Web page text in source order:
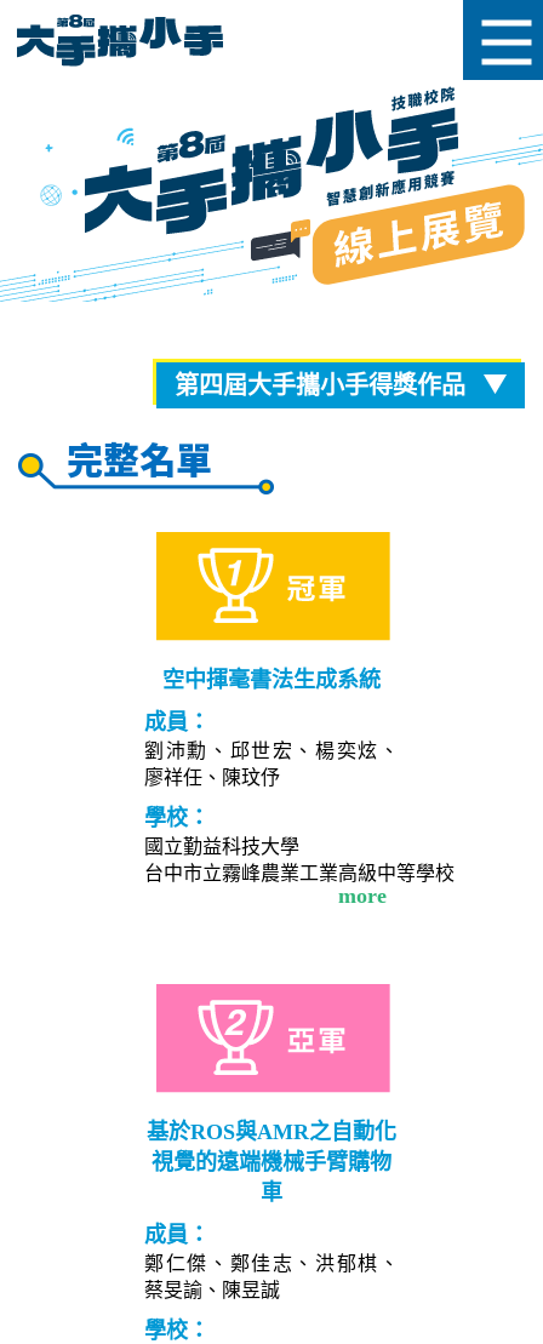
第四屆大手攜小手得獎作品
完整名單
空中揮毫書法生成系統
成員：
劉沛勳、邱世宏、楊奕炫、
廖祥任、陳玟伃
學校：
國立勤益科技大學
台中市立霧峰農業工業高級中等學校
more
基於ROS與AMR之自動化
視覺的遠端機械手臂購物
車
成員：
鄭仁傑、鄭佳志、洪郁棋、
蔡旻諭、陳昱誠
學校：